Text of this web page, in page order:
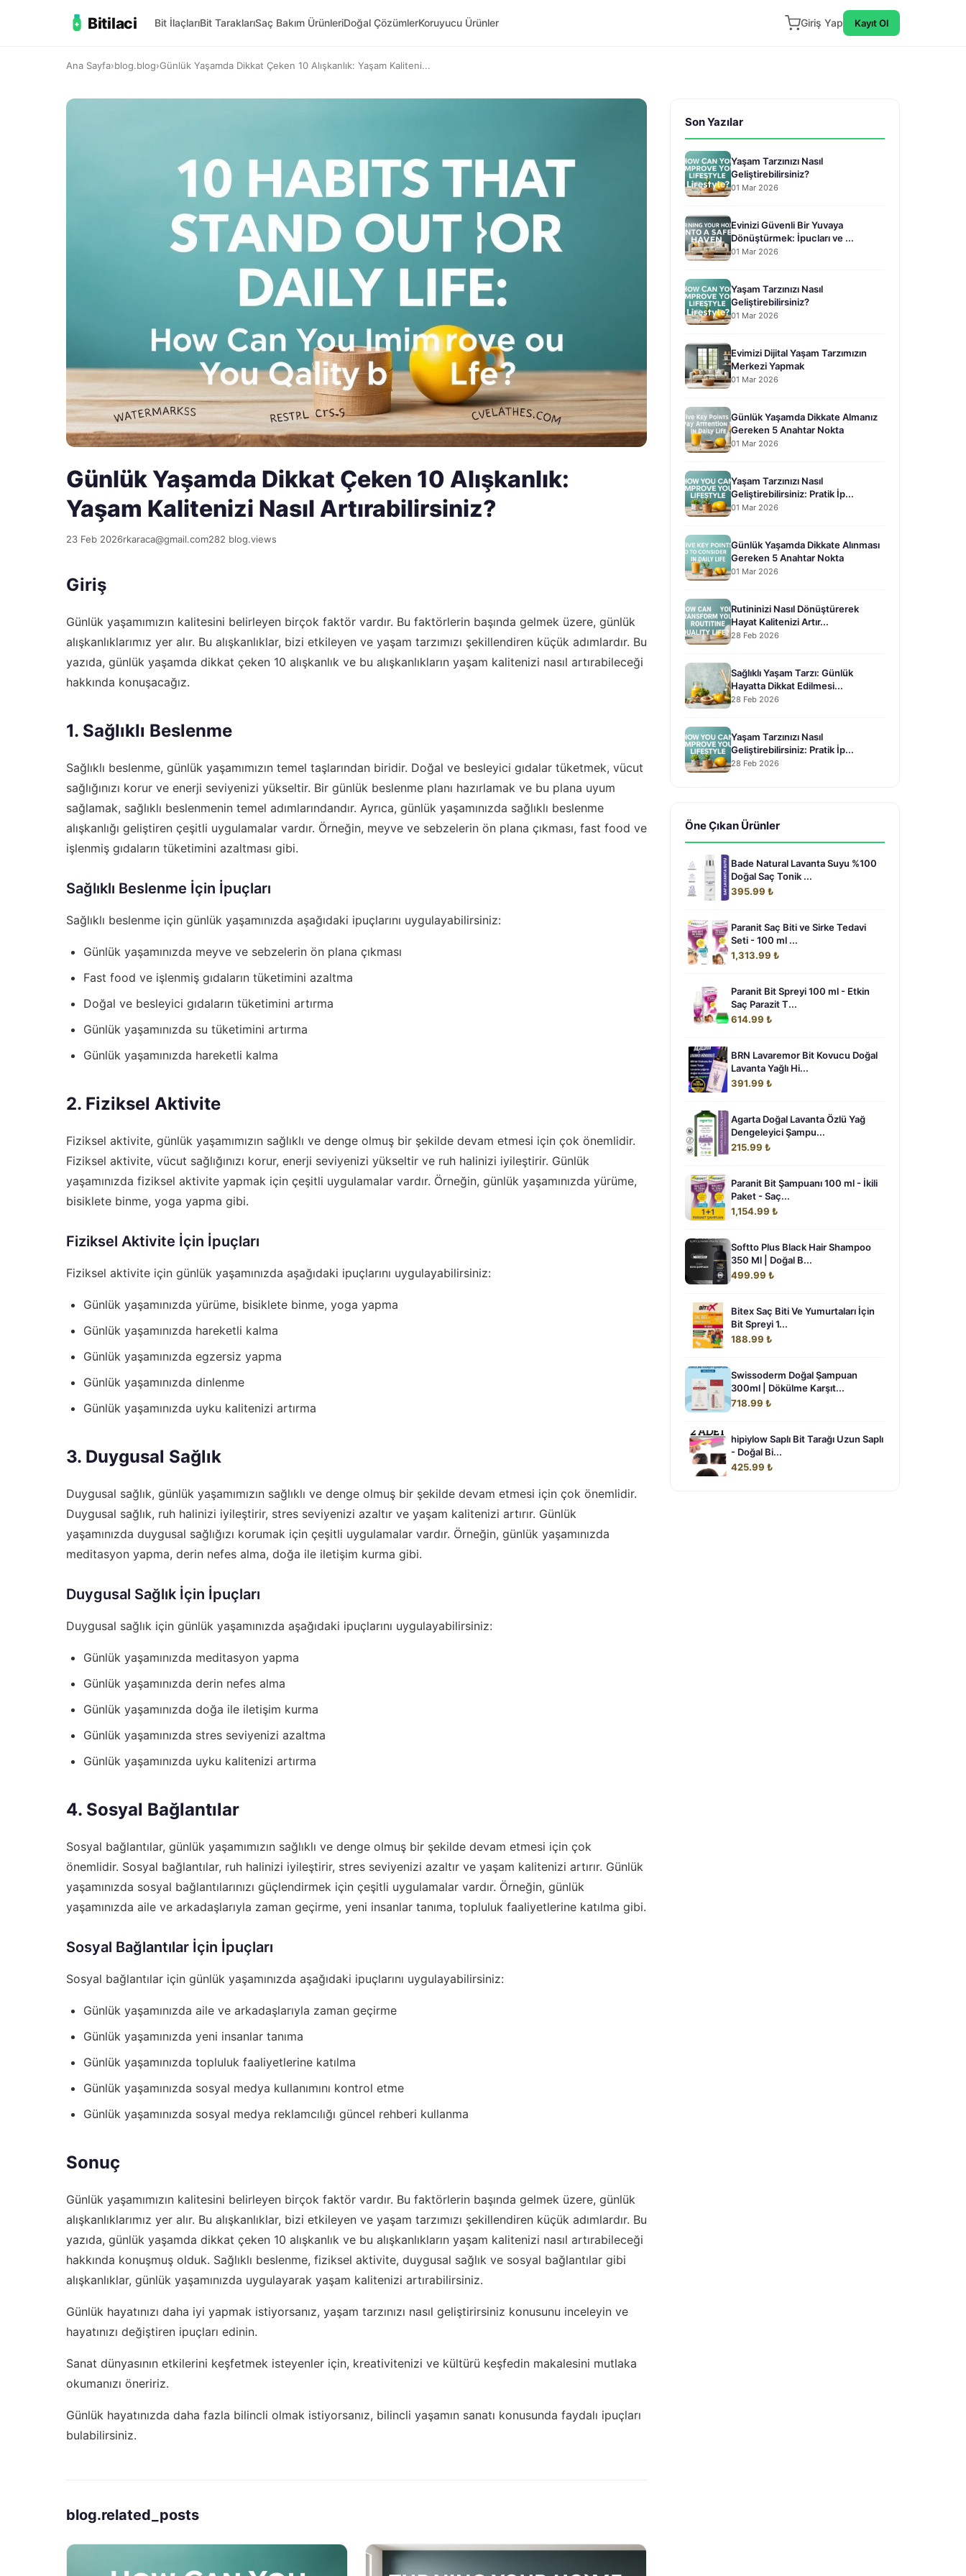
Bitilaci Bit İlaçlarıBit TaraklarıSaç Bakım ÜrünleriDoğal ÇözümlerKoruyucu Ürünler Giriş Yap Kayıt Ol
Ana Sayfa›blog.blog›Günlük Yaşamda Dikkat Çeken 10 Alışkanlık: Yaşam Kaliteni...
Günlük Yaşamda Dikkat Çeken 10 Alışkanlık:
Yaşam Kalitenizi Nasıl Artırabilirsiniz?
23 Feb 2026rkaraca@gmail.com282 blog.views
Giriş
Günlük yaşamımızın kalitesini belirleyen birçok faktör vardır. Bu faktörlerin başında gelmek üzere, günlük
alışkanlıklarımız yer alır. Bu alışkanlıklar, bizi etkileyen ve yaşam tarzımızı şekillendiren küçük adımlardır. Bu
yazıda, günlük yaşamda dikkat çeken 10 alışkanlık ve bu alışkanlıkların yaşam kalitenizi nasıl artırabileceği
hakkında konuşacağız.
1. Sağlıklı Beslenme
Sağlıklı beslenme, günlük yaşamımızın temel taşlarından biridir. Doğal ve besleyici gıdalar tüketmek, vücut
sağlığınızı korur ve enerji seviyenizi yükseltir. Bir günlük beslenme planı hazırlamak ve bu plana uyum
sağlamak, sağlıklı beslenmenin temel adımlarındandır. Ayrıca, günlük yaşamınızda sağlıklı beslenme
alışkanlığı geliştiren çeşitli uygulamalar vardır. Örneğin, meyve ve sebzelerin ön plana çıkması, fast food ve
işlenmiş gıdaların tüketimini azaltması gibi.
Sağlıklı Beslenme İçin İpuçları
Sağlıklı beslenme için günlük yaşamınızda aşağıdaki ipuçlarını uygulayabilirsiniz:
Günlük yaşamınızda meyve ve sebzelerin ön plana çıkması
Fast food ve işlenmiş gıdaların tüketimini azaltma
Doğal ve besleyici gıdaların tüketimini artırma
Günlük yaşamınızda su tüketimini artırma
Günlük yaşamınızda hareketli kalma
2. Fiziksel Aktivite
Fiziksel aktivite, günlük yaşamımızın sağlıklı ve denge olmuş bir şekilde devam etmesi için çok önemlidir.
Fiziksel aktivite, vücut sağlığınızı korur, enerji seviyenizi yükseltir ve ruh halinizi iyileştirir. Günlük
yaşamınızda fiziksel aktivite yapmak için çeşitli uygulamalar vardır. Örneğin, günlük yaşamınızda yürüme,
bisiklete binme, yoga yapma gibi.
Fiziksel Aktivite İçin İpuçları
Fiziksel aktivite için günlük yaşamınızda aşağıdaki ipuçlarını uygulayabilirsiniz:
Günlük yaşamınızda yürüme, bisiklete binme, yoga yapma
Günlük yaşamınızda hareketli kalma
Günlük yaşamınızda egzersiz yapma
Günlük yaşamınızda dinlenme
Günlük yaşamınızda uyku kalitenizi artırma
3. Duygusal Sağlık
Duygusal sağlık, günlük yaşamımızın sağlıklı ve denge olmuş bir şekilde devam etmesi için çok önemlidir.
Duygusal sağlık, ruh halinizi iyileştirir, stres seviyenizi azaltır ve yaşam kalitenizi artırır. Günlük
yaşamınızda duygusal sağlığızı korumak için çeşitli uygulamalar vardır. Örneğin, günlük yaşamınızda
meditasyon yapma, derin nefes alma, doğa ile iletişim kurma gibi.
Duygusal Sağlık İçin İpuçları
Duygusal sağlık için günlük yaşamınızda aşağıdaki ipuçlarını uygulayabilirsiniz:
Günlük yaşamınızda meditasyon yapma
Günlük yaşamınızda derin nefes alma
Günlük yaşamınızda doğa ile iletişim kurma
Günlük yaşamınızda stres seviyenizi azaltma
Günlük yaşamınızda uyku kalitenizi artırma
4. Sosyal Bağlantılar
Sosyal bağlantılar, günlük yaşamımızın sağlıklı ve denge olmuş bir şekilde devam etmesi için çok
önemlidir. Sosyal bağlantılar, ruh halinizi iyileştirir, stres seviyenizi azaltır ve yaşam kalitenizi artırır. Günlük
yaşamınızda sosyal bağlantılarınızı güçlendirmek için çeşitli uygulamalar vardır. Örneğin, günlük
yaşamınızda aile ve arkadaşlarıyla zaman geçirme, yeni insanlar tanıma, topluluk faaliyetlerine katılma gibi.
Sosyal Bağlantılar İçin İpuçları
Sosyal bağlantılar için günlük yaşamınızda aşağıdaki ipuçlarını uygulayabilirsiniz:
Günlük yaşamınızda aile ve arkadaşlarıyla zaman geçirme
Günlük yaşamınızda yeni insanlar tanıma
Günlük yaşamınızda topluluk faaliyetlerine katılma
Günlük yaşamınızda sosyal medya kullanımını kontrol etme
Günlük yaşamınızda sosyal medya reklamcılığı güncel rehberi kullanma
Sonuç
Günlük yaşamımızın kalitesini belirleyen birçok faktör vardır. Bu faktörlerin başında gelmek üzere, günlük
alışkanlıklarımız yer alır. Bu alışkanlıklar, bizi etkileyen ve yaşam tarzımızı şekillendiren küçük adımlardır. Bu
yazıda, günlük yaşamda dikkat çeken 10 alışkanlık ve bu alışkanlıkların yaşam kalitenizi nasıl artırabileceği
hakkında konuşmuş olduk. Sağlıklı beslenme, fiziksel aktivite, duygusal sağlık ve sosyal bağlantılar gibi
alışkanlıklar, günlük yaşamınızda uygulayarak yaşam kalitenizi artırabilirsiniz.
Günlük hayatınızı daha iyi yapmak istiyorsanız, yaşam tarzınızı nasıl geliştirirsiniz konusunu inceleyin ve
hayatınızı değiştiren ipuçları edinin.
Sanat dünyasının etkilerini keşfetmek isteyenler için, kreativitenizi ve kültürü keşfedin makalesini mutlaka
okumanızı öneririz.
Günlük hayatınızda daha fazla bilincli olmak istiyorsanız, bilincli yaşamın sanatı konusunda faydalı ipuçları
bulabilirsiniz.
blog.related_posts
Son Yazılar
Yaşam Tarzınızı Nasıl
Geliştirebilirsiniz?
01 Mar 2026
Evinizi Güvenli Bir Yuvaya
Dönüştürmek: İpucları ve ...
01 Mar 2026
Yaşam Tarzınızı Nasıl
Geliştirebilirsiniz?
01 Mar 2026
Evimizi Dijital Yaşam Tarzımızın
Merkezi Yapmak
01 Mar 2026
Günlük Yaşamda Dikkate Almanız
Gereken 5 Anahtar Nokta
01 Mar 2026
Yaşam Tarzınızı Nasıl
Geliştirebilirsiniz: Pratik İp...
01 Mar 2026
Günlük Yaşamda Dikkate Alınması
Gereken 5 Anahtar Nokta
01 Mar 2026
Rutininizi Nasıl Dönüştürerek
Hayat Kalitenizi Artır...
28 Feb 2026
Sağlıklı Yaşam Tarzı: Günlük
Hayatta Dikkat Edilmesi...
28 Feb 2026
Yaşam Tarzınızı Nasıl
Geliştirebilirsiniz: Pratik İp...
28 Feb 2026
Öne Çıkan Ürünler
Bade Natural Lavanta Suyu %100
Doğal Saç Tonik ...
395.99 ₺
Paranit Saç Biti ve Sirke Tedavi
Seti - 100 ml ...
1,313.99 ₺
Paranit Bit Spreyi 100 ml - Etkin
Saç Parazit T...
614.99 ₺
BRN Lavaremor Bit Kovucu Doğal
Lavanta Yağlı Hi...
391.99 ₺
Agarta Doğal Lavanta Özlü Yağ
Dengeleyici Şampu...
215.99 ₺
Paranit Bit Şampuanı 100 ml - İkili
Paket - Saç...
1,154.99 ₺
Softto Plus Black Hair Shampoo
350 Ml | Doğal B...
499.99 ₺
Bitex Saç Biti Ve Yumurtaları İçin
Bit Spreyi 1...
188.99 ₺
Swissoderm Doğal Şampuan
300ml | Dökülme Karşıt...
718.99 ₺
hipiylow Saplı Bit Tarağı Uzun Saplı
- Doğal Bi...
425.99 ₺